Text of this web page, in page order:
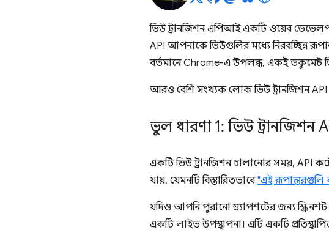
ভিউ ট্রানজিশন এপিআই একটি ওয়েব
API আপনাকে ভিউগুলির মধ্যে নিরবচ্ছিন্ন
বর্তমানে Chrome-এ উপলব্ধ, একই ডকুমেন্ট
আরও বেশি সংখ্যক লোক ভিউ ট্রানজিশন
ভুল ধারণা 1: ভিউ ট্রানজিশন
একটি ভিউ ট্রানজিশন চালানোর সময়, API
যায়, যেমনটি বিস্তারিতভাবে"এই রূপান্তরগুলি
যদিও আপনি পুরানো স্ন্যাপশটের জন্য
একটি লাইভ উপস্থাপনা। এটি একটি